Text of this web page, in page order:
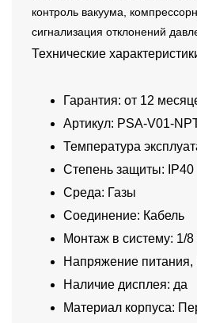
контроль вакуума,
сигнализация отклонений
Технические
Гарантия: от 12
Артикул: PSA-V01-
Температура
Степень защиты: IP40
Среда: Газы
Соединение: Кабель
Монтаж в систему: 1/
Напряжение
Наличие дисплея: да
Материал корпуса: